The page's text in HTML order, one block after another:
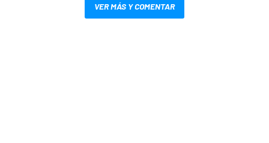
VER MÁS Y COMENTAR